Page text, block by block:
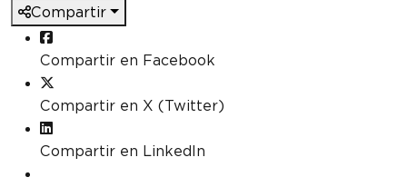
Compartir
Compartir en Facebook
Compartir en X (Twitter)
Compartir en LinkedIn